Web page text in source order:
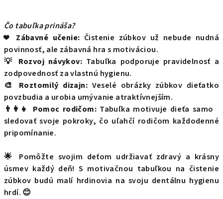
Čo tabuľka prináša?
❤️ Zábavné učenie: Čistenie zúbkov už nebude nudná
povinnosť, ale zábavná hra s motiváciou.
💡 Rozvoj návykov: Tabuľka podporuje pravidelnosť a
zodpovednosť za vlastnú hygienu.
🎨 Roztomilý dizajn: Veselé obrázky zúbkov dieťatko
povzbudia a urobia umývanie atraktívnejším.
👨‍👩‍👧 Pomoc rodičom:Tabuľka motivuje dieťa samo
sledovať svoje pokroky, čo uľahčí rodičom každodenné
pripomínanie.
🌟 Pomôžte svojim deťom udržiavať zdravý a krásny
úsmev každý deň! S motivačnou tabuľkou na čistenie
zúbkov budú malí hrdinovia na svoju dentálnu hygienu
hrdí. 😊